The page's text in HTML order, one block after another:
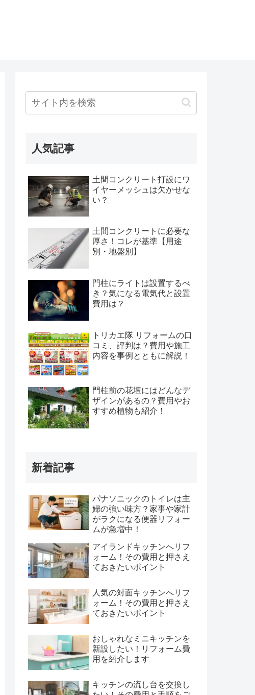
人気記事
土間コンクリート打設にワ
イヤーメッシュは欠かせな
い？
土間コンクリートに必要な
厚さ！コレが基準【用途
別・地盤別】
門柱にライトは設置するべ
き？気になる電気代と設置
費用は？
トリカエ隊 リフォームの口
コミ、評判は？費用や施工
内容を事例とともに解説！
門柱前の花壇にはどんなデ
ザインがあるの？費用やお
すすめ植物も紹介！
新着記事
パナソニックのトイレは主
婦の強い味方？家事や家計
がラクになる便器リフォー
ムが急増中！
アイランドキッチンへリフ
ォーム！その費用と押さえ
ておきたいポイント
人気の対面キッチンへリフ
ォーム！その費用と押さえ
ておきたいポイント
おしゃれなミニキッチンを
新設したい！リフォーム費
用を紹介します
キッチンの流し台を交換し